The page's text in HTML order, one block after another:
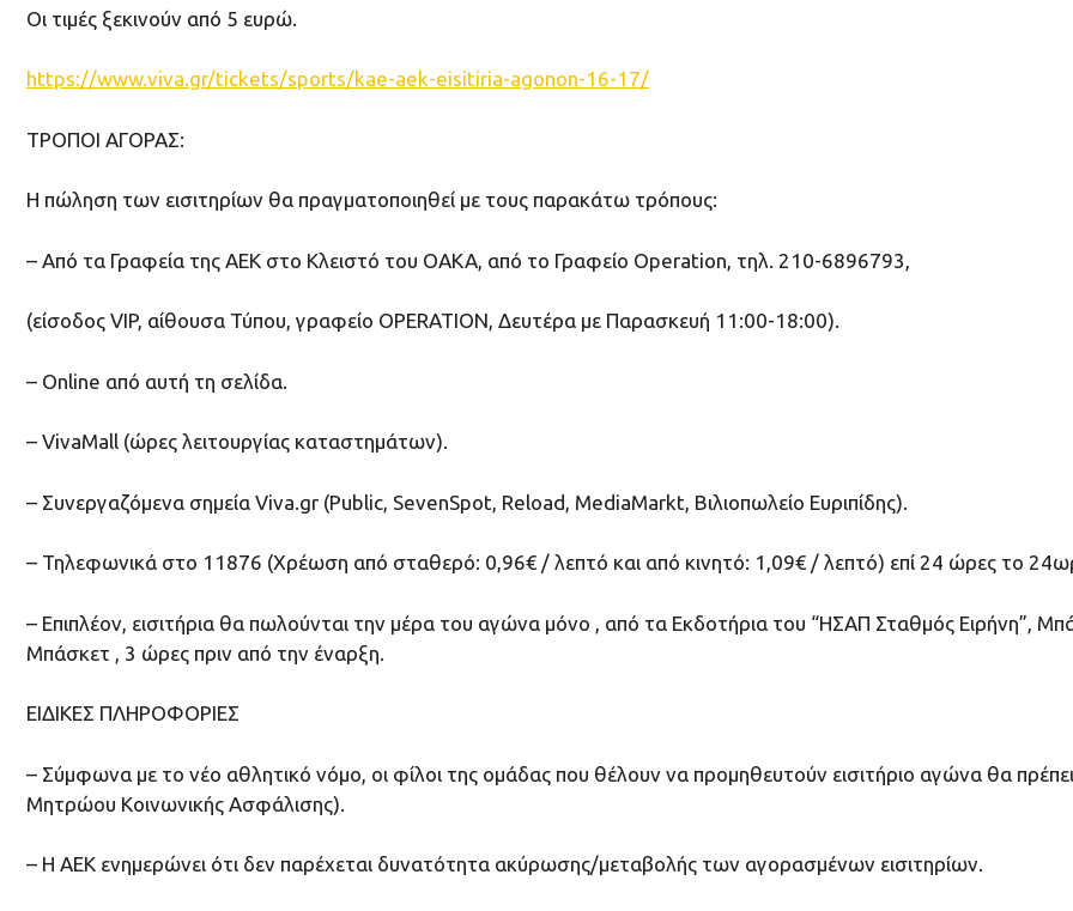
Οι τιμές ξεκινούν από 5 ευρώ.
https://www.viva.gr/tickets/sports/kae-aek-eisitiria-agonon-16-17/
ΤΡΟΠΟΙ ΑΓΟΡΑΣ:
Η πώληση των εισιτηρίων θα πραγματοποιηθεί με τους παρακάτω τρόπους:
– Από τα Γραφεία της ΑΕΚ στο Κλειστό του ΟΑΚΑ, από το Γραφείο Operation, τηλ. 210-6896793,
(είσοδος VIP, αίθουσα Τύπου, γραφείο OPERATION, Δευτέρα με Παρασκευή 11:00-18:00).
– Online από αυτή τη σελίδα.
– VivaMall (ώρες λειτουργίας καταστημάτων).
– Συνεργαζόμενα σημεία Viva.gr (Public, SevenSpot, Reload, MediaMarkt, Βιλιοπωλείο Ευριπίδης).
– Τηλεφωνικά στο 11876 (Χρέωση από σταθερό: 0,96€ / λεπτό και από κινητό: 1,09€ / λεπτό) επί 24 ώρες το
– Επιπλέον, εισιτήρια θα πωλούνται την μέρα του αγώνα μόνο , από τα Εκδοτήρια του “ΗΣΑΠ Σταθμός Ειρήνη”,
Μπάσκετ , 3 ώρες πριν από την έναρξη.
ΕΙΔΙΚΕΣ ΠΛΗΡΟΦΟΡΙΕΣ
– Σύμφωνα με το νέο αθλητικό νόμο, οι φίλοι της ομάδας που θέλουν να προμηθευτούν εισιτήριο αγώνα θα
Μητρώου Κοινωνικής Ασφάλισης).
– Η ΑΕΚ ενημερώνει ότι δεν παρέχεται δυνατότητα ακύρωσης/μεταβολής των αγορασμένων εισιτηρίων.